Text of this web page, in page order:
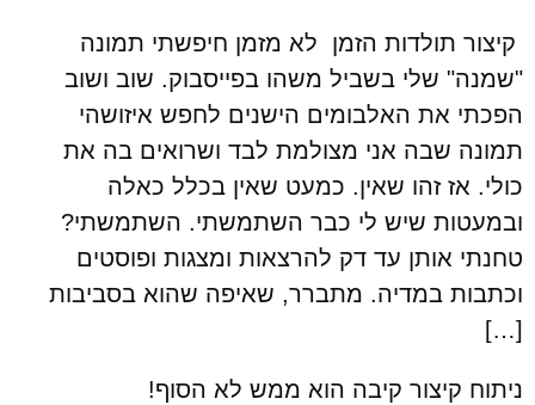
קיצור תולדות הזמן לא מזמן חיפשתי תמונה
"שמנה" שלי בשביל משהו בפייסבוק. שוב ושוב
הפכתי את האלבומים הישנים לחפש איזושהי
תמונה שבה אני מצולמת לבד ושרואים בה את
כולי. אז זהו שאין. כמעט שאין בכלל כאלה
ובמעטות שיש לי כבר השתמשתי. השתמשתי?
טחנתי אותן עד דק להרצאות ומצגות ופוסטים
וכתבות במדיה. מתברר, שאיפה שהוא בסביבות
[…]
ניתוח קיצור קיבה הוא ממש לא הסוף!